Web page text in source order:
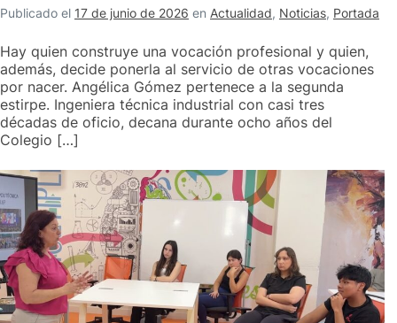
Publicado el 17 de junio de 2026 en Actualidad, Noticias, Portada
Hay quien construye una vocación profesional y quien,
además, decide ponerla al servicio de otras vocaciones
por nacer. Angélica Gómez pertenece a la segunda
estirpe. Ingeniera técnica industrial con casi tres
décadas de oficio, decana durante ocho años del
Colegio […]